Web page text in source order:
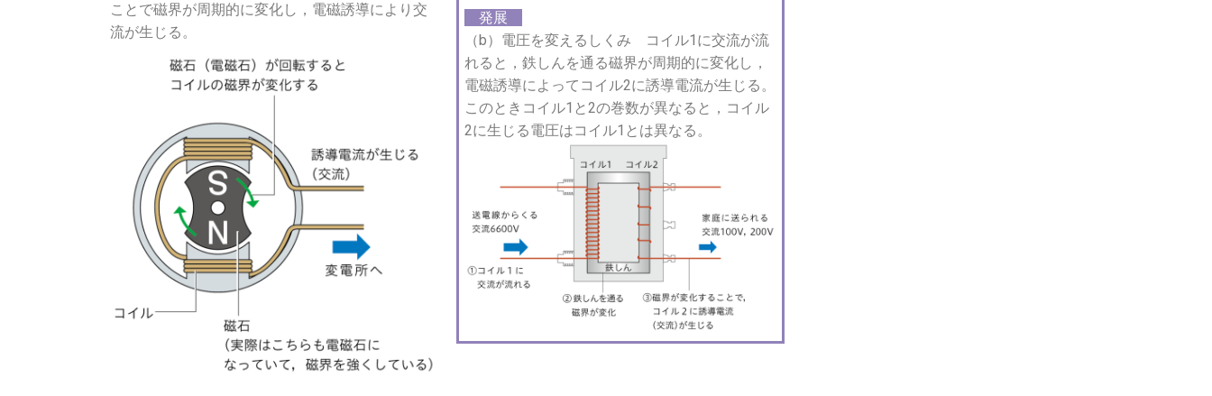
ことで磁界が周期的に変化し，電磁誘導により交
流が生じる。
発展
（b）電圧を変えるしくみ コイル1に交流が流
れると，鉄しんを通る磁界が周期的に変化し，
電磁誘導によってコイル2に誘導電流が生じる。
このときコイル1と2の巻数が異なると，コイル
2に生じる電圧はコイル1とは異なる。